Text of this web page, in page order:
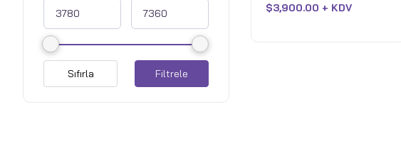
Filtrele
Sıfırla
1370P vPro- 64GB DDR5-
aldı
$3,900.00 + KDV